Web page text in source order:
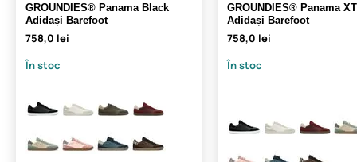
GROUNDIES® Panama Black
Adidași Barefoot
758,0 lei
În stoc
GROUNDIES® Panama
Adidași Barefoot
758,0 lei
În stoc